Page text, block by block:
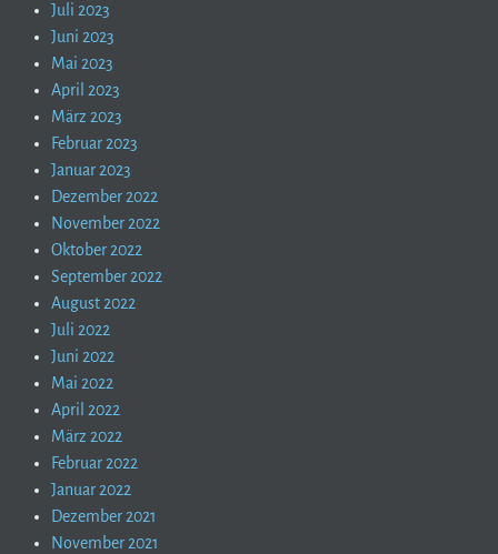
Juli 2023
Juni 2023
Mai 2023
April 2023
März 2023
Februar 2023
Januar 2023
Dezember 2022
November 2022
Oktober 2022
September 2022
August 2022
Juli 2022
Juni 2022
Mai 2022
April 2022
März 2022
Februar 2022
Januar 2022
Dezember 2021
November 2021